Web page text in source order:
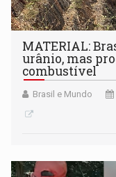
MATERIAL:
urânio, mas
combustível
Brasil e Mundo